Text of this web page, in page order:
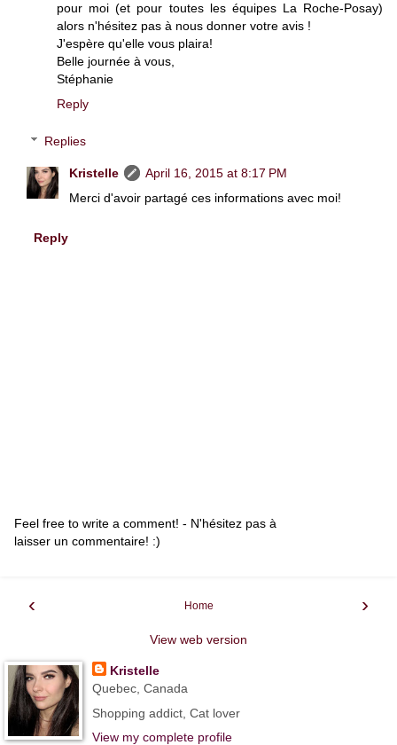
pour moi (et pour toutes les équipes La Roche-Posay)
alors n'hésitez pas à nous donner votre avis !
J'espère qu'elle vous plaira!
Belle journée à vous,
Stéphanie
Reply
Replies
Kristelle
April 16, 2015 at 8:17 PM
Merci d'avoir partagé ces informations avec moi!
Reply
Feel free to write a comment! - N'hésitez pas à
laisser un commentaire! :)
‹ ›
Home
View web version
Kristelle
Quebec, Canada
Shopping addict, Cat lover
View my complete profile